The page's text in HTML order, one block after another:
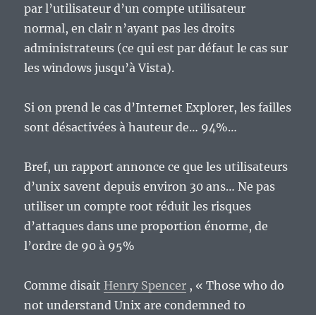
par l’utilisateur d’un compte utilisateur
normal, en clair n’ayant pas les droits
administrateurs (ce qui est par défaut le cas sur
les windows jusqu’à Vista).
Si on prend le cas d’Internet Explorer, les failles
sont désactivées à hauteur de… 94%…
Bref, un rapport annonce ce que les utilisateurs
d’unix savent depuis environ 30 ans… Ne pas
utiliser un compte root réduit les risques
d’attaques dans une proportion énorme, de
l’ordre de 90 à 95%
Comme disait Henry Spencer , « Those who do
not understand Unix are condemned to